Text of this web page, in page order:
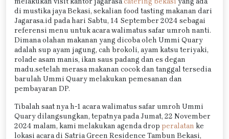
di mustika jaya Bekasi, sekalian food tasting makanan dari
Jagarasa.id pada hari Sabtu, 14 September 2024 sebagai
referensi menu untuk acara walimatus safar umroh nanti.
Dimana olahan makanan yang dicoba oleh Ummi Quary
adalah sup ayam jagung, cah brokoli, ayam katsu teriyaki,
rolade asam manis, ikan saus padang dan es degan
madu.setelah merasa makanan cocok dan tanggal tersedia
barulah Ummi Quary melakukan pemesanan dan
pembayaran DP.
Tibalah saat nya h-1 acara walimatus safar umroh Ummi
Quary dilangsungkan, tepatnya pada Jumat, 22 November
2024 malam, kami melakukan agenda drop peralatan ke
lokasi acara di Satria Green Residence Tambun Bekasi,